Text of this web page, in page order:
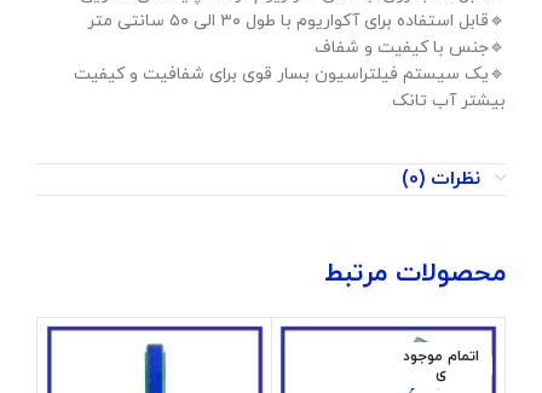
🔹️قابل استفاده برای آکواریوم با طول ۳۰ الی ۵۰ سانتی متر
🔹️جنس با کیفیت و شفاف
🔹️یک سیستم فیلتراسیون بسار قوی برای شفافیت و کیفیت
بیشتر آب تانک
نظرات (0)
محصولات مرتبط
اتمام موجود
ی